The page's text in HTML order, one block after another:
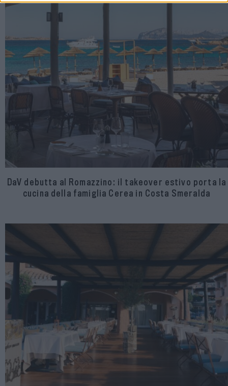
DaV debutta al Romazzino: il takeover estivo porta la
cucina della famiglia Cerea in Costa Smeralda